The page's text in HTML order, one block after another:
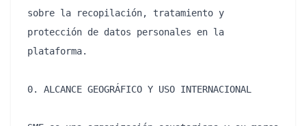
sobre la recopilación, tratamiento y
protección de datos personales en la
plataforma.
0. ALCANCE GEOGRÁFICO Y USO INTERNACIONAL